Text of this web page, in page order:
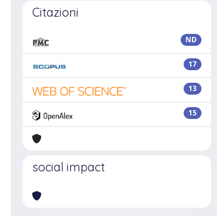
Citazioni
ND
17
13
15
social impact